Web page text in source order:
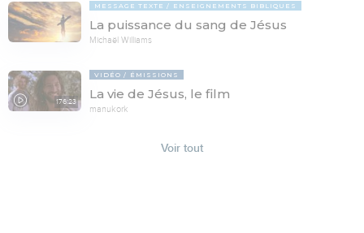
MESSAGE TEXTE ENSEIGNEMENTS BIBLIQUES
La puissance du sang de Jésus
Michaël Williams
176:23
VIDÉO ÉMISSIONS
La vie de Jésus, le film
manukork
Voir tout